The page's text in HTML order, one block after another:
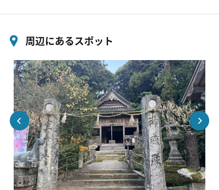
周辺にあるスポット